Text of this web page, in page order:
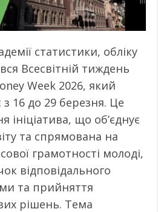
статистики, обліку
Всесвітній тиждень
Week 2026, який
16 до 29 березня. Це
ініціатива, що об’єднує
та спрямована на
грамотності молоді,
відповідального
та прийняття
рішень. Тема